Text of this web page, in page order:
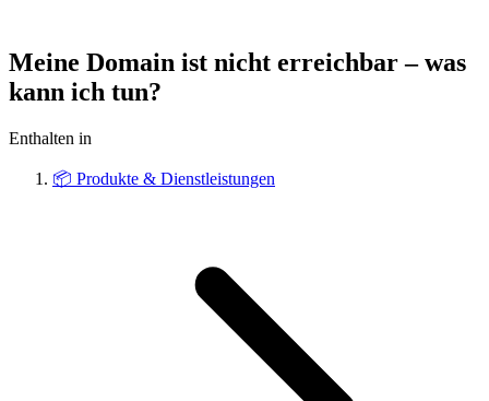
Meine Domain ist nicht erreichbar – was
kann ich tun?
Enthalten in
📦 Produkte & Dienstleistungen